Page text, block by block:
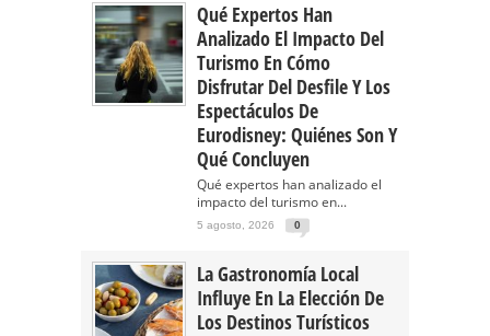
Qué Expertos Han
Analizado El Impacto Del
Turismo En Cómo
Disfrutar Del Desfile Y Los
Espectáculos De
Eurodisney: Quiénes Son Y
Qué Concluyen
Qué expertos han analizado el
impacto del turismo en...
5 agosto, 2026 0
La Gastronomía Local
Influye En La Elección De
Los Destinos Turísticos